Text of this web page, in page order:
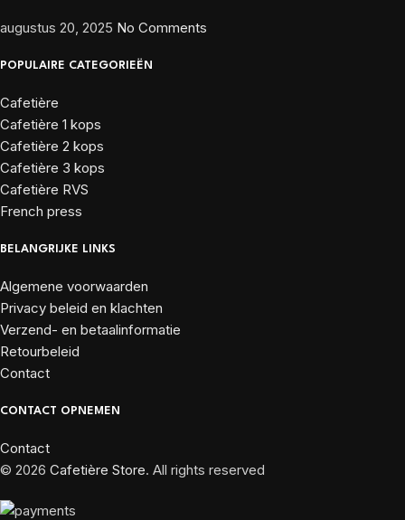
augustus 20, 2025 No Comments
POPULAIRE CATEGORIEËN
Cafetière
Cafetière 1 kops
Cafetière 2 kops
Cafetière 3 kops
Cafetière RVS
French press
BELANGRIJKE LINKS
Algemene voorwaarden
Privacy beleid en klachten
Verzend- en betaalinformatie
Retourbeleid
Contact
CONTACT OPNEMEN
Contact
© 2026 Cafetière Store. All rights reserved